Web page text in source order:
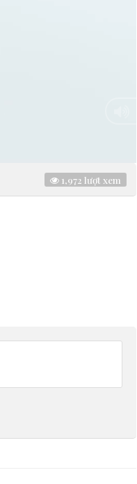
1,972 lượt xem